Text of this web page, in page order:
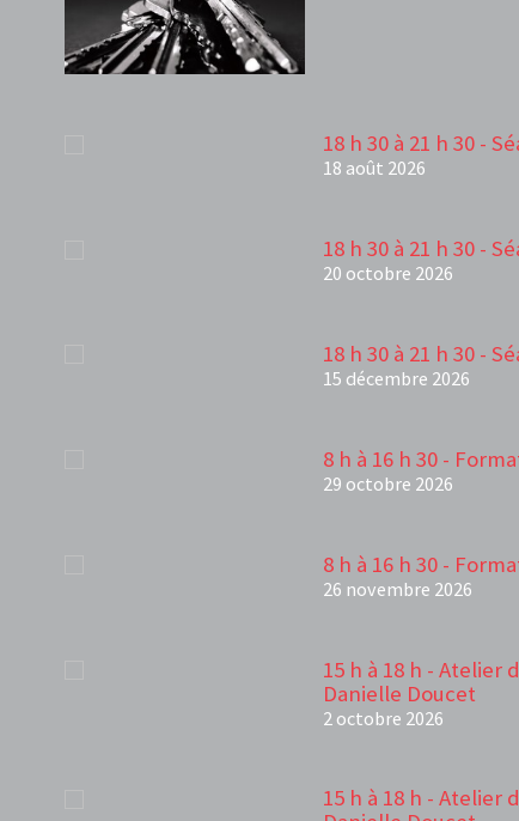
18 h 30 à 21 h 30 -
18 août 2026
18 h 30 à 21 h 30 -
20 octobre 2026
18 h 30 à 21 h 30 -
15 décembre 2026
8 h à 16 h 30 -
29 octobre 2026
8 h à 16 h 30 -
26 novembre 2026
15 h à 18 h - Atelier
Danielle Doucet
2 octobre 2026
15 h à 18 h - Atelier